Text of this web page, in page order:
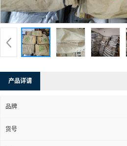
产品详请
品牌
货号